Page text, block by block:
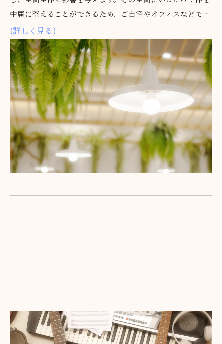
中庸に整えることができるため、ご自宅やオフィスなどでご
活用いただいています。実際に効果を実感されている声も寄
せられており、日常の環境を整えるアイテムとして注目され
ています。現在は、電気への作用や空間への広がりについ
て、さらなる可能性を探るための実験も進めています。
(詳しく見る)